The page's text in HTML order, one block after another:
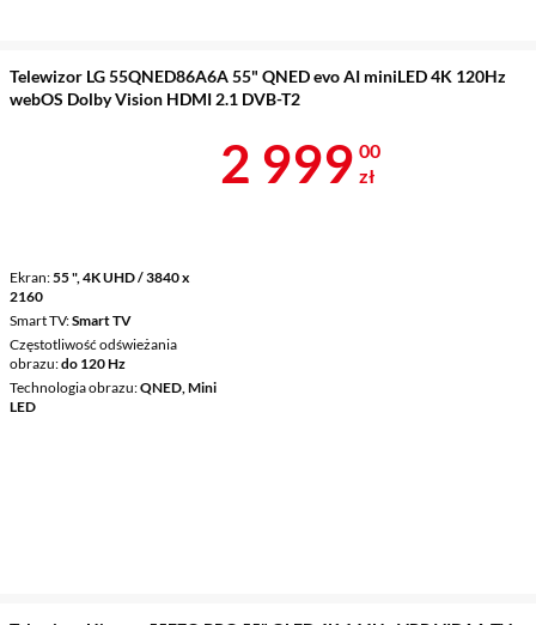
Telewizor LG 55QNED86A6A 55" QNED evo AI miniLED 4K 120Hz
webOS Dolby Vision HDMI 2.1 DVB-T2
Ekran 55 ", 4K UHD / 3840 x
2160
Smart TV Smart TV
Częstotliwość odświeżania
obrazu do 120 Hz
Technologia obrazu QNED, Mini
LED
Cena 2 999 zł
2 999 00
zł